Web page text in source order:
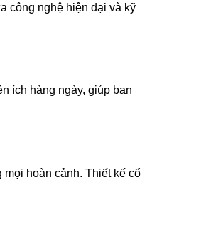
công nghệ hiện đại và kỹ
ích hàng ngày, giúp bạn
hoàn cảnh. Thiết kế cổ